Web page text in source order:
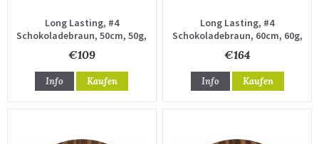
Long Lasting, #4
Schokoladebraun, 50cm, 50g,
Haartressen
€109
Info Kaufen
Long Lasting, #4
Schokoladebraun, 60cm, 60g,
Haartressen
€164
Info Kaufen